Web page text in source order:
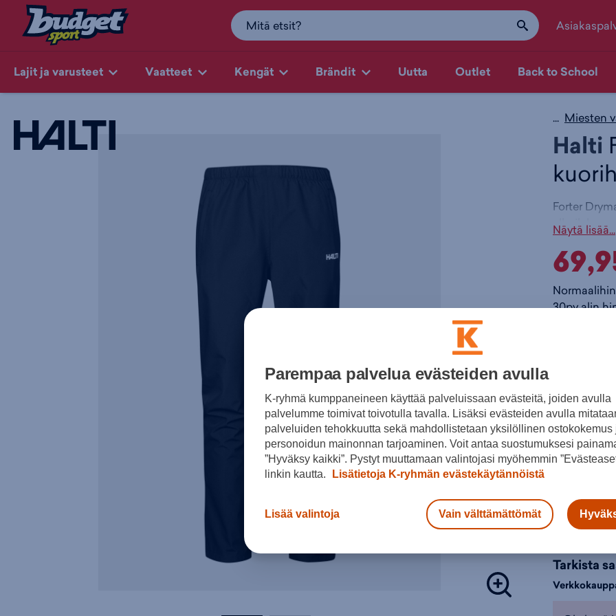
Lajit ja varusteet Vaatteet Kengät Brändit Uutta Outlet Back to School
... Miesten
Halti
Forter
tuulisissa
Housut on
jossa on
mutta
heijastavat
Kaikki
Kevyt
5 cm
Näytä lisää...
30pv alin
Musta
Valitse
Tarkista
Parempaa palvelua evästeiden avulla
K-ryhmä kumppaneineen käyttää palveluissaan evästeitä, joiden avulla
palvelumme toimivat toivotulla tavalla. Lisäksi evästeiden avulla
palveluiden tehokkuutta sekä mahdollistetaan yksilöllinen ostokokemus
personoidun mainonnan tarjoaminen. Voit antaa suostumuksesi
”Hyväksy kaikki”. Pystyt muuttamaan valintojasi myöhemmin
linkin kautta.
Lisätietoja K-ryhmän evästekäytännöistä
Lisää valintoja Vain välttämättömät